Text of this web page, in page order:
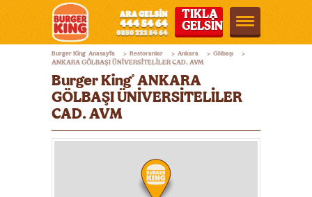
Burger
King®
Türkiye
TIKLA
GELSİN
Burger King® Anasayfa > Restoranlar > Ankara > Gölbaşı >
ANKARA GÖLBAŞI ÜNİVERSİTELİLER CAD. AVM
Burger King® ANKARA
GÖLBAŞI ÜNİVERSİTELİLER
CAD. AVM